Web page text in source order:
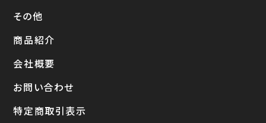
その他
商品紹介
会社概要
お問い合わせ
特定商取引表示